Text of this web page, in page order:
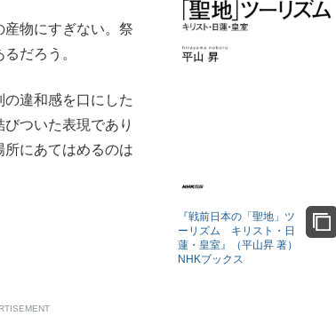
・森保一監督...
『戦前日本の「聖地」ツ
ーリズム キリスト・日
蓮・皇室』（平山昇 著）
NHKブックス
物にすぎない。祭
だろう。
違和感を口にした
ついた表現であり
所にあてはめるのは